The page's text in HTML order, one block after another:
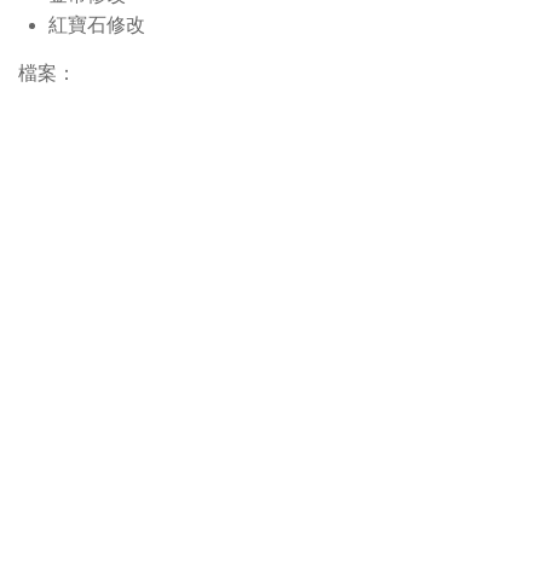
紅寶石修改
檔案：